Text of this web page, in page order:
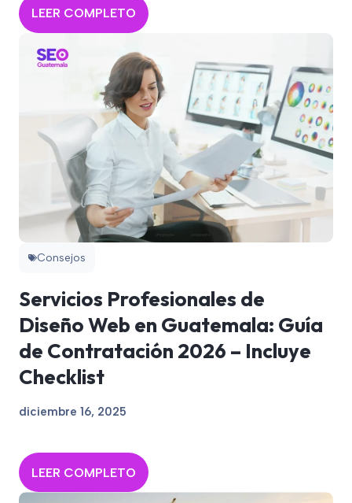
LEER COMPLETO
Consejos
Servicios Profesionales de
Diseño Web en Guatemala: Guía
de Contratación 2026 – Incluye
Checklist
diciembre 16, 2025
LEER COMPLETO